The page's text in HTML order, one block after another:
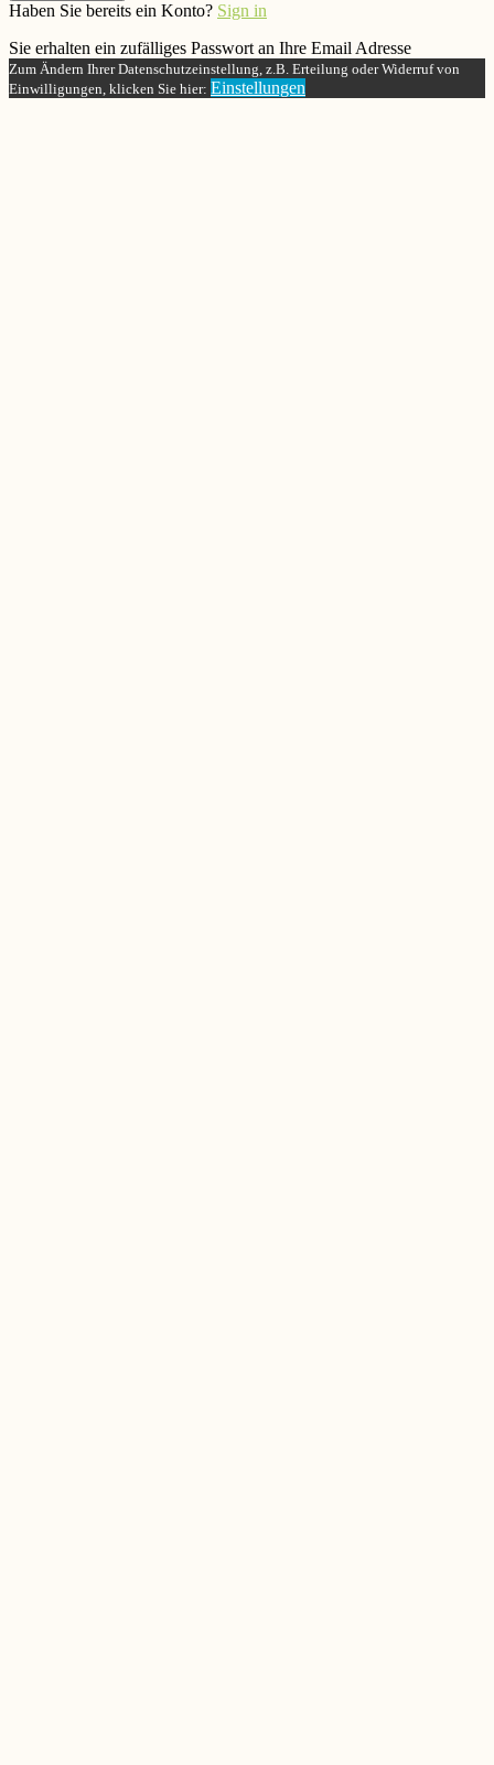
Haben Sie bereits ein Konto? Sign in
Sie erhalten ein zufälliges Passwort an Ihre Email Adresse
Zum Ändern Ihrer Datenschutzeinstellung, z.B. Erteilung oder Widerruf von
Einwilligungen, klicken Sie hier: Einstellungen